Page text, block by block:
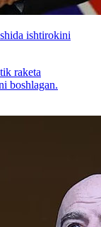
ishtirokini
raketa
boshlagan.